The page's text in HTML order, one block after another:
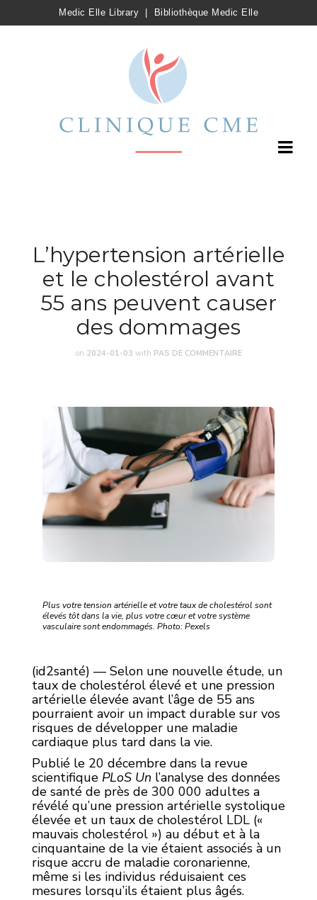
Medic Elle Library Bibliothèque Medic Elle
L’hypertension artérielle
et le cholestérol avant
55 ans peuvent causer
des dommages
on 2024-01-03 with PAS DE COMMENTAIRE
Plus votre tension artérielle et votre taux de cholestérol sont
élevés tôt dans la vie, plus votre cœur et votre système
vasculaire sont endommagés. Photo: Pexels
(id2santé) — Selon une nouvelle étude, un
taux de cholestérol élevé et une pression
artérielle élevée avant l’âge de 55 ans
pourraient avoir un impact durable sur vos
risques de développer une maladie
cardiaque plus tard dans la vie.
Publié le 20 décembre dans la revue
scientifique PLoS Un l’analyse des données
de santé de près de 300 000 adultes a
révélé qu’une pression artérielle systolique
élevée et un taux de cholestérol LDL («
mauvais cholestérol ») au début et à la
cinquantaine de la vie étaient associés à un
risque accru de maladie coronarienne,
même si les individus réduisaient ces
mesures lorsqu’ils étaient plus âgés.